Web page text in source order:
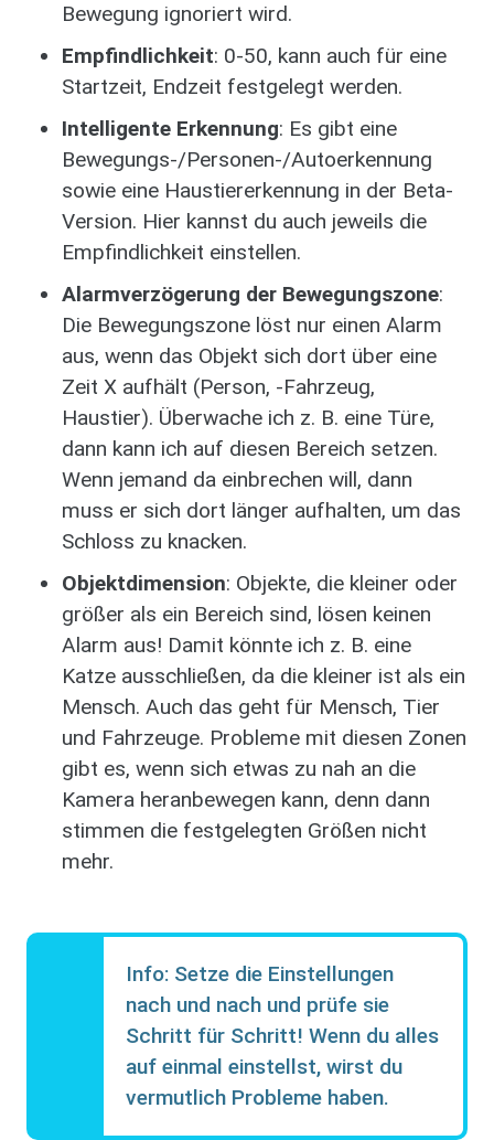
Bewegung ignoriert wird.
Empfindlichkeit: 0-50, kann auch für eine
Startzeit, Endzeit festgelegt werden.
Intelligente Erkennung: Es gibt eine
Bewegungs-/Personen-/Autoerkennung
sowie eine Haustiererkennung in der Beta-
Version. Hier kannst du auch jeweils die
Empfindlichkeit einstellen.
Alarmverzögerung der Bewegungszone:
Die Bewegungszone löst nur einen Alarm
aus, wenn das Objekt sich dort über eine
Zeit X aufhält (Person, -Fahrzeug,
Haustier). Überwache ich z. B. eine Türe,
dann kann ich auf diesen Bereich setzen.
Wenn jemand da einbrechen will, dann
muss er sich dort länger aufhalten, um das
Schloss zu knacken.
Objektdimension: Objekte, die kleiner oder
größer als ein Bereich sind, lösen keinen
Alarm aus! Damit könnte ich z. B. eine
Katze ausschließen, da die kleiner ist als ein
Mensch. Auch das geht für Mensch, Tier
und Fahrzeuge. Probleme mit diesen Zonen
gibt es, wenn sich etwas zu nah an die
Kamera heranbewegen kann, denn dann
stimmen die festgelegten Größen nicht
mehr.
Info: Setze die Einstellungen
nach und nach und prüfe sie
Schritt für Schritt! Wenn du alles
auf einmal einstellst, wirst du
vermutlich Probleme haben.